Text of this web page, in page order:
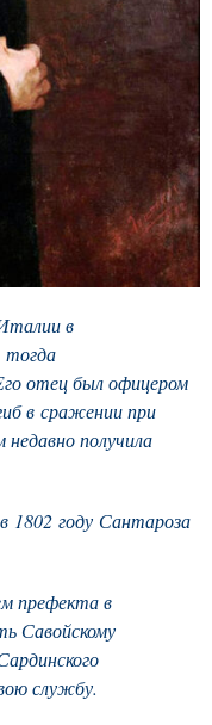
в
тогда
отец был офицером
в сражении при
недавно получила
1802 году Сантароза
префекта в
Савойскому
службу.